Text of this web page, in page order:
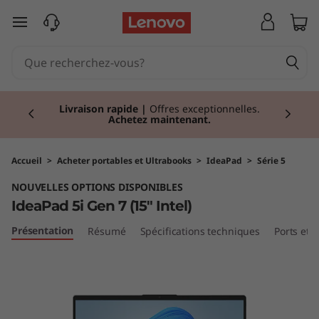
a
d
5
passer au contenu principal
Livraison rapide | Offres exceptionnelles.
Achetez maintenant.
Accueil > Acheter portables et Ultrabooks > IdeaPad > Série 5
NOUVELLES OPTIONS DISPONIBLES
IdeaPad 5i Gen 7 (15" Intel)
Présentation Résumé Spécifications techniques Ports et